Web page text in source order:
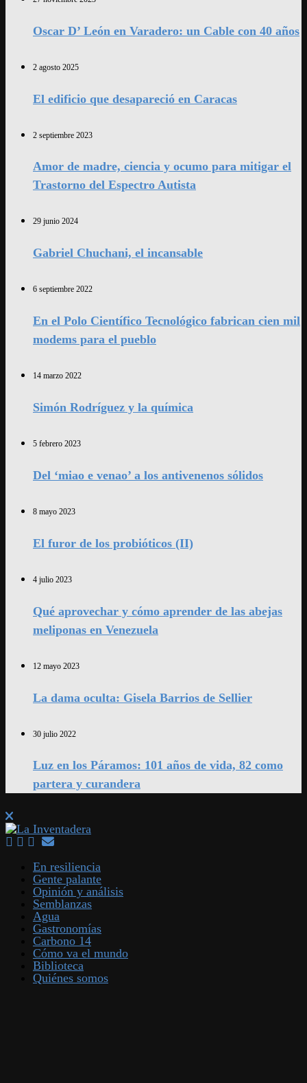
Oscar D’ León en Varadero: un Cable con 40 años
2 agosto 2025
El edificio que desapareció en Caracas
2 septiembre 2023
Amor de madre, ciencia y ocumo para mitigar el
Trastorno del Espectro Autista
29 junio 2024
Gabriel Chuchani, el incansable
6 septiembre 2022
En el Polo Científico Tecnológico fabrican cien mil
modems para el pueblo
14 marzo 2022
Simón Rodríguez y la química
5 febrero 2023
Del ‘miao e venao’ a los antivenenos sólidos
8 mayo 2023
El furor de los probióticos (II)
4 julio 2023
Qué aprovechar y cómo aprender de las abejas
meliponas en Venezuela
12 mayo 2023
La dama oculta: Gisela Barrios de Sellier
30 julio 2022
Luz en los Páramos: 101 años de vida, 82 como
partera y curandera
En resiliencia
Gente palante
Opinión y análisis
Semblanzas
Agua
Gastronomías
Carbono 14
Cómo va el mundo
Biblioteca
Quiénes somos